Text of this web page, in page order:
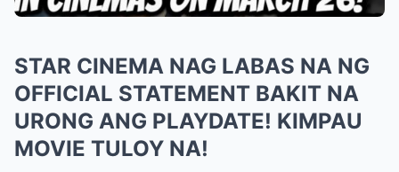
STAR CINEMA NAG LABAS NA NG
OFFICIAL STATEMENT BAKIT NA
URONG ANG PLAYDATE! KIMPAU
MOVIE TULOY NA!